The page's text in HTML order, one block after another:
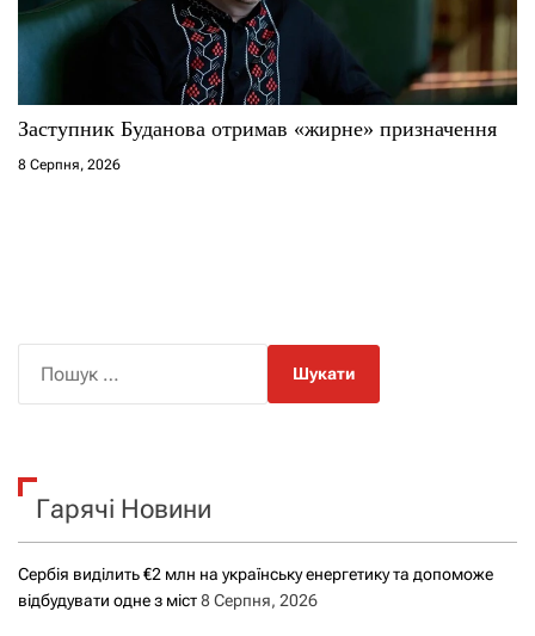
Заступник Буданова отримав «жирне» призначення
8 Серпня, 2026
к
Гарячі Новини
Сербія виділить €2 млн на українську енергетику та допоможе
відбудувати одне з міст8 Серпня, 2026